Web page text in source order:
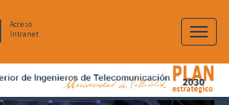
|
Acceso
Intranet